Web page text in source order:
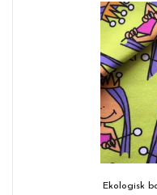
Ekologisk